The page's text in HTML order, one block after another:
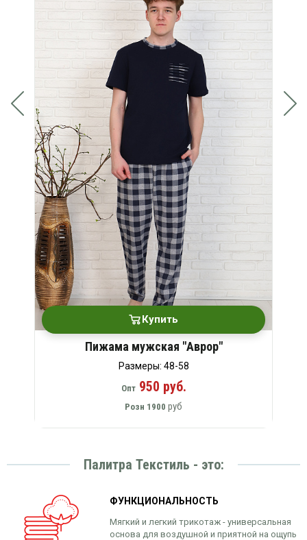
Купить
Пижама мужская "Аврор"
Размеры: 48-58
Опт950 руб.
Розн 1900 руб
Палитра Текстиль - это:
ФУНКЦИОНАЛЬНОСТЬ
Мягкий и легкий трикотаж - универсальная
основа для воздушной и приятной на ощупь